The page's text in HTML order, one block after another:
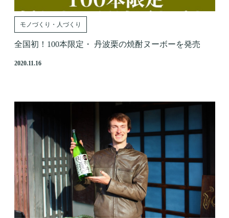
モノづくり・人づくり
全国初！100本限定・ 丹波栗の焼酎ヌーボーを発売
2020.11.16